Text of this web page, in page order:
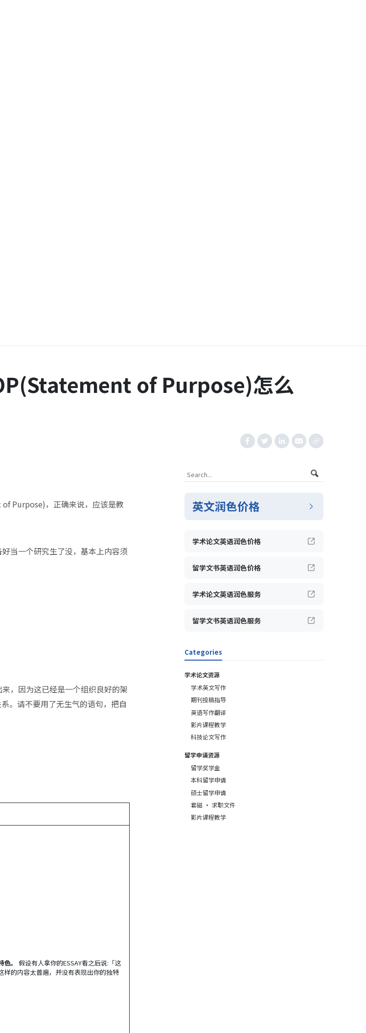
of Purpose)怎么
Purpose)，正确来说，应该是教
当一个研究生了没，基本上内容须
，因为这已经是一个组织良好的架
。请不要用了无生气的语句，把自
色。 假设有人拿你的ESSAY看之后说:「这
样的内容太普遍，并没有表现出你的独特
英文润色价格
学术论文英语润色价格
留学文书英语润色价格
学术论文英语润色服务
留学文书英语润色服务
Categories
学术论文资源
学术英文写作
期刊投稿指导
英语写作翻译
影片课程教学
科技论文写作
留学申请资源
留学奖学金
本科留学申请
硕士留学申请
套磁 · 求职文件
影片课程教学